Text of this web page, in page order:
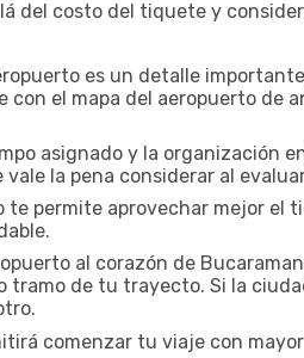
del costo del tiquete y
es un detalle
el mapa del aeropuerto de
asignado y la organización
la pena considerar al
permite aprovechar mejor el
al corazón de
de tu trayecto. Si la
comenzar tu viaje con